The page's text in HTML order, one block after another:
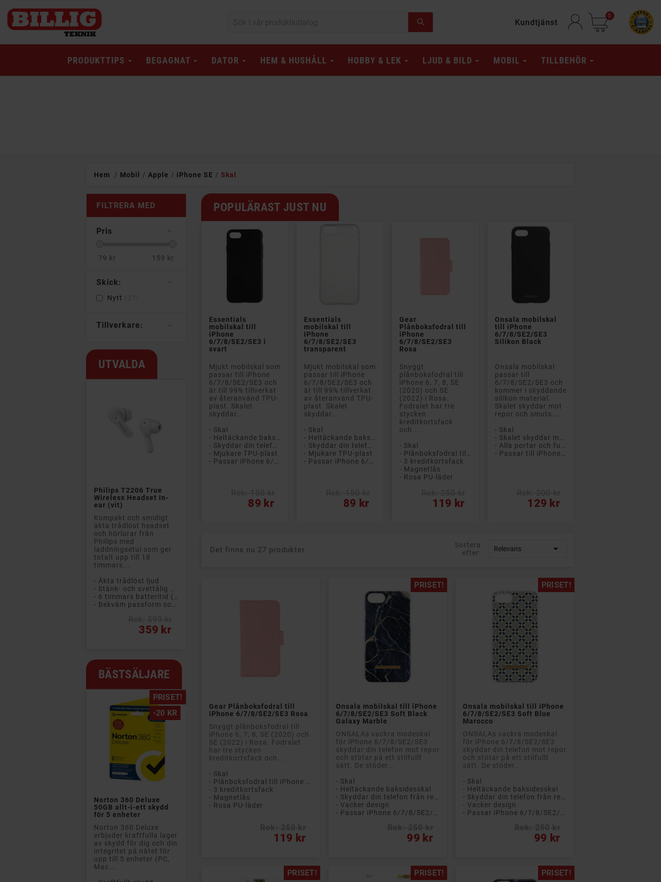
Kundtjänst
0
PRODUKTTIPS BEGAGNAT DATOR HEM & HUSHÅLL HOBBY & LEK LJUD & BILD MOBIL TILLBEHÖR
Hem Mobil Apple iPhone SE Skal
FILTRERA MED
Pris
79 kr 159 kr
Skick:
Nytt
Tillverkare:
UTVALDA
Philips T2206 True
Wireless Headset In-
ear (vit)
Kompakt och smidigt
äkta trådlöst headset
och hörlurar från
Philips med
laddningsetui som ger
totalt upp till 18
timmars...
- Äkta trådlöst ljud
359 kr
BÄSTSÄLJARE
PRISET!
-20 KR
Norton 360 Deluxe
50GB allt-i-ett skydd
för 5 enheter
Norton 360 Deluxe
erbjuder kraftfulla lager
av skydd för dig och din
integritet på nätet för
upp till 5 enheter (PC,
Mac...
POPULÄRAST JUST NU
Essentials
mobilskal till
iPhone
6/7/8/SE2/SE3 i
svart
Mjukt mobilskal som
passar till iPhone
6/7/8/SE2/SE3 och
är till 99% tillverkat
av återanvänd TPU-
plast. Skalet
skyddar...
- Skal
- Mjukare TPU-plast
89 kr
Essentials
mobilskal till
iPhone
6/7/8/SE2/SE3
transparent
Mjukt mobilskal som
passar till iPhone
6/7/8/SE2/SE3 och
är till 99% tillverkat
av återanvänd TPU-
plast. Skalet
skyddar...
- Skal
- Mjukare TPU-plast
89 kr
Gear
Plånboksfodral till
iPhone
6/7/8/SE2/SE3
Rosa
Snyggt
plånboksfodral till
iPhone 6, 7, 8, SE
(2020) och SE
(2022) i Rosa.
Fodralet har tre
stycken
kreditkortsfack
och...
- Skal
- 3 kreditkortsfack
- Magnetlås
- Rosa PU-läder
119 kr
Onsala mobilskal
till iPhone
6/7/8/SE2/SE3
Silikon Black
Onsala mobilskal
passar till
6/7/8/SE2/SE3 och
kommer i skyddande
silikon material.
Skalet skyddar mot
repor och smuts...
- Skal
129 kr
Det finns nu 27 produkter
Sortera
efter:
Relevans 
Gear Plånboksfodral till
iPhone 6/7/8/SE2/SE3 Rosa
Snyggt plånboksfodral till
iPhone 6, 7, 8, SE (2020) och
SE (2022) i Rosa. Fodralet
har tre stycken
kreditkortsfack och...
- Skal
- 3 kreditkortsfack
- Magnetlås
- Rosa PU-läder
119 kr
PRISET!
Onsala mobilskal till iPhone
6/7/8/SE2/SE3 Soft Black
Galaxy Marble
ONSALAs vackra modeskal
för iPhone 6/7/8/SE2/SE3
skyddar din telefon mot repor
och stötar på ett stilfullt
sätt. De stöder...
- Skal
- Heltäckande baksidesskal
- Vacker design
99 kr
PRISET!
Onsala mobilskal till iPhone
6/7/8/SE2/SE3 Soft Blue
Marocco
ONSALAs vackra modeskal
för iPhone 6/7/8/SE2/SE3
skyddar din telefon mot repor
och stötar på ett stilfullt
sätt. De stöder...
- Skal
- Heltäckande baksidesskal
- Vacker design
99 kr
PRISET! PRISET! PRISET!